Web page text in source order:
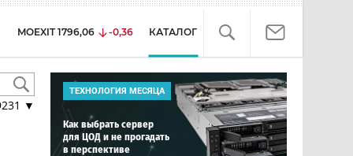
MOEXIT 1796,06 -0,36 КАТАЛОГ
▼
ТЕХНОЛОГИЯ МЕСЯЦА
Как выбрать сервер
для ЦОД и не прогадать
в перспективе